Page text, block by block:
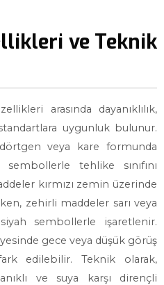
ve Teknik
arasında dayanıklılık,
uygunluk bulunur.
veya kare formunda
tehlike sınıfını
kırmızı zemin üzerinde
zehirli maddeler sarı veya
sembollerle işaretlenir.
gece veya düşük görüş
edilebilir. Teknik olarak,
ve suya karşı dirençli